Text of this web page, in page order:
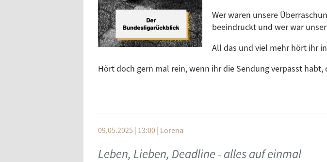
Wer waren unsere
beeindruckt und wer war
All das und viel mehr hört ihr
Hört doch gern mal rein, wenn ihr die Sendung verpasst habt,
09.05.2025 | 13:00 | Lorena
Leben, Lieben, Deadline - alles auf einmal